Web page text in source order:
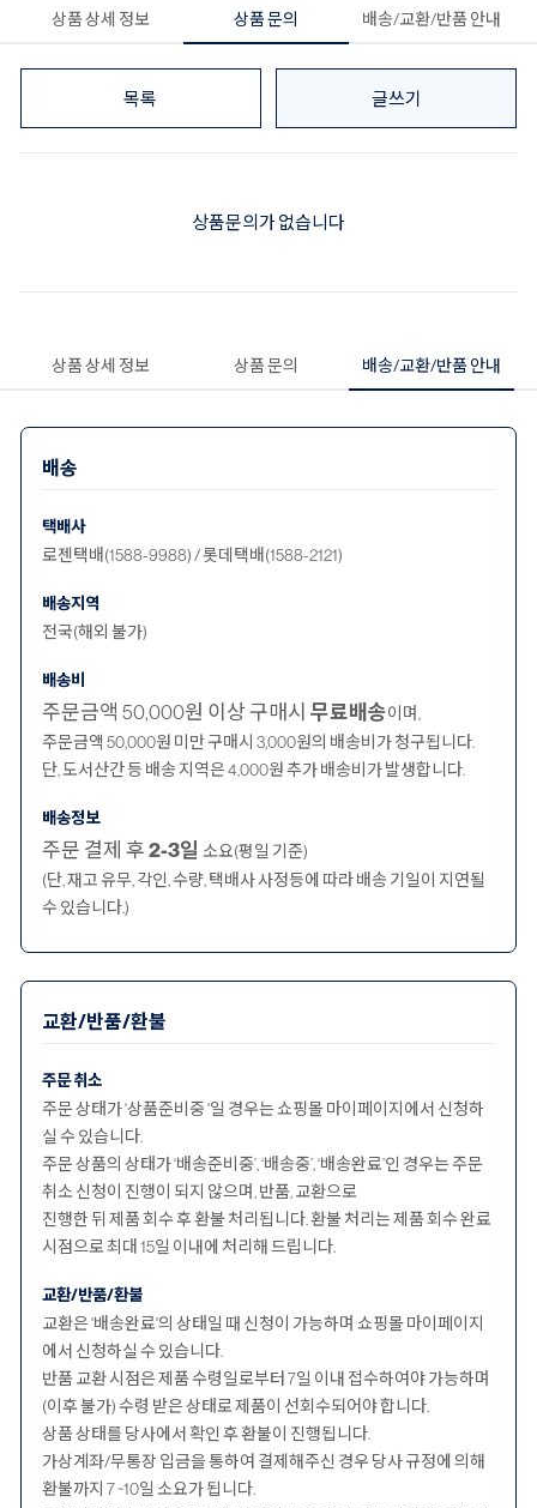
상품 상세 정보 상품 문의 배송/교환/반품 안내
목록 글쓰기
상품문의가 없습니다
상품 상세 정보 상품 문의 배송/교환/반품 안내
배송
택배사
로젠택배(1588-9988) / 롯데택배(1588-2121)
배송지역
전국(해외 불가)
배송비
주문금액 50,000원 이상 구매시 무료배송이며,
주문금액 50,000원 미만 구매시 3,000원의 배송비가 청구됩니다.
단, 도서산간 등 배송 지역은 4,000원 추가 배송비가 발생합니다.
배송정보
주문 결제 후2-3일 소요(평일 기준)
(단, 재고 유무, 각인, 수량, 택배사 사정등에 따라 배송 기일이 지연될
수 있습니다.)
교환/반품/환불
주문 취소
주문 상태가 '상품준비중 '일 경우는 쇼핑몰 마이페이지에서 신청하
실 수 있습니다.
주문 상품의 상태가 ‘배송준비중’, ‘배송중’, ‘배송완료’인 경우는 주문
취소 신청이 진행이 되지 않으며, 반품, 교환으로
진행한 뒤 제품 회수 후 환불 처리됩니다. 환불 처리는 제품 회수 완료
시점으로 최대 15일 이내에 처리해 드립니다.
교환/반품/환불
교환은 '배송완료'의 상태일 때 신청이 가능하며 쇼핑몰 마이페이지
에서 신청하실 수 있습니다.
반품 교환 시점은 제품 수령일로부터 7일 이내 접수하여야 가능하며
(이후 불가) 수령 받은 상태로 제품이 선회수되어야 합니다.
상품 상태를 당사에서 확인 후 환불이 진행됩니다.
가상계좌/무통장 입금을 통하여 결제해주신 경우 당사 규정에 의해
환불까지 7 ~10일 소요가 됩니다.